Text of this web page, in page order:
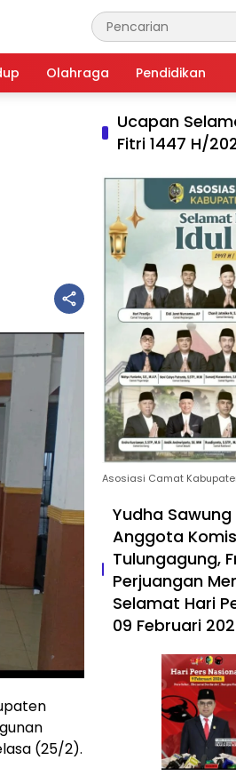
Olahraga Pendidikan
(25/2).
Ucapan
Fitri 1447 H/
Asosiasi Camat
Yudha Sawung
Anggota
Tulungagung,
Perjuangan
Selamat Hari
09 Februari